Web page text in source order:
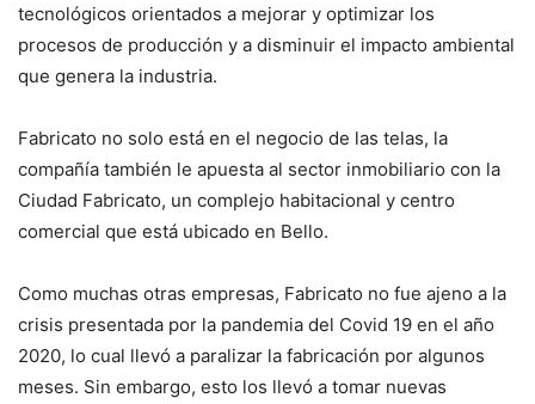
tecnológicos orientados a mejorar y optimizar los
procesos de producción y a disminuir el impacto ambiental
que genera la industria.
Fabricato no solo está en el negocio de las telas, la
compañía también le apuesta al sector inmobiliario con la
Ciudad Fabricato, un complejo habitacional y centro
comercial que está ubicado en Bello.
Como muchas otras empresas, Fabricato no fue ajeno a la
crisis presentada por la pandemia del Covid 19 en el año
2020, lo cual llevó a paralizar la fabricación por algunos
meses. Sin embargo, esto los llevó a tomar nuevas